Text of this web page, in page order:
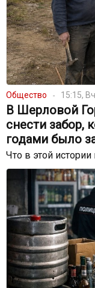
Общество 15:15,
В Шерловой
снести забор,
годами было
Что в этой истории